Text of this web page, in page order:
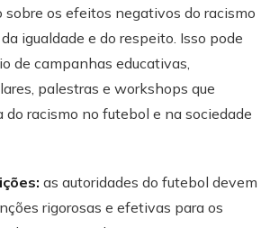
sobre os efeitos negativos do racismo
igualdade e do respeito. Isso pode
de campanhas educativas,
palestras e workshops que
do racismo no futebol e na sociedade
as autoridades do futebol devem
rigorosas e efetivas para os